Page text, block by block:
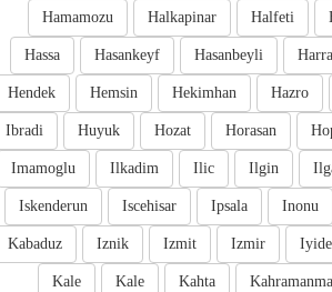
Halfeti
Halkapinar
Hamamozu
Hasanbeyli
Hasankeyf
Hassa
Hazro
Hekimhan
Hemsin
Hendek
Horasan
Hozat
Huyuk
Ibradi
Ilgin
Ilic
Ilkadim
Imamoglu
Inonu
Ipsala
Iscehisar
Iskenderun
Izmir
Izmit
Iznik
Kabaduz
Kahta
Kale
Kale